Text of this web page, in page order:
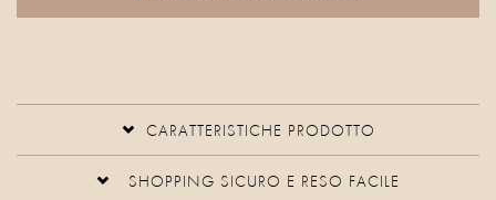
CARATTERISTICHE PRODOTTO
SHOPPING SICURO E RESO FACILE